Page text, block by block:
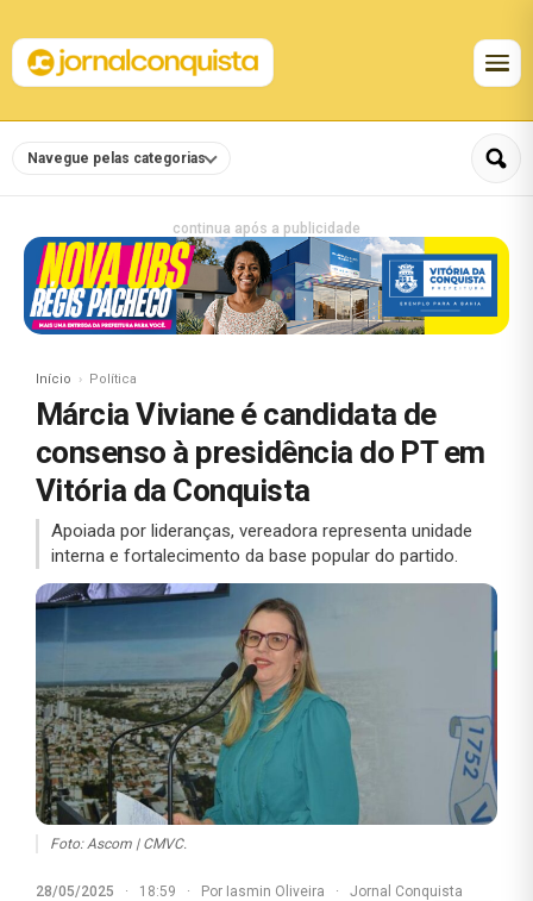
Navegue pelas categorias
continua após a publicidade
Início Política
Márcia Viviane é candidata de
consenso à presidência do PT em
Vitória da Conquista
Apoiada por lideranças, vereadora representa unidade
interna e fortalecimento da base popular do partido.
Foto: Ascom | CMVC.
28/05/2025 · 18:59 · Por Iasmin Oliveira · Jornal Conquista